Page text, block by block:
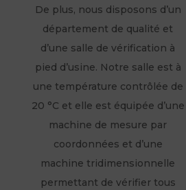
De plus, nous disposons d’un
département de qualité et
d’une salle de vérification à
pied d’usine. Notre salle est à
une température contrôlée de
20 °C et elle est équipée d’une
machine de mesure par
coordonnées et d’une
machine tridimensionnelle
permettant de vérifier tous